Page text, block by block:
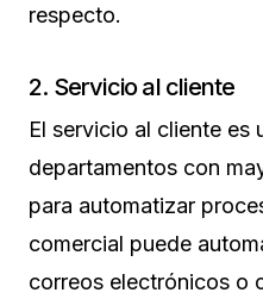
respecto.
2. Servicio al cliente
El servicio al cliente es
departamentos con
para automatizar
comercial puede
correos electrónicos o